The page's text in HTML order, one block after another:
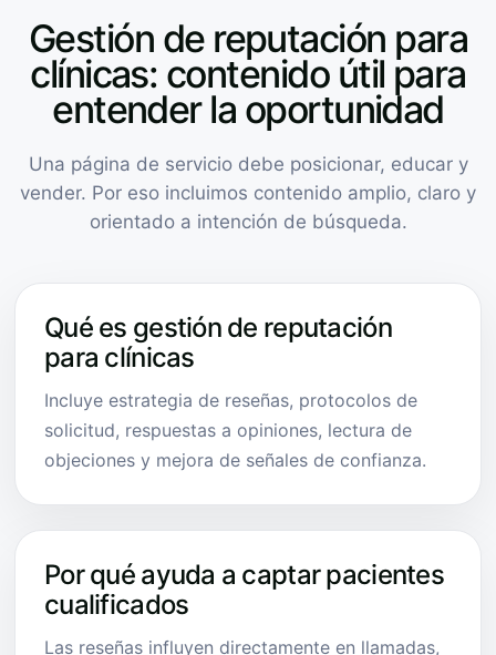
Gestión de reputación para
clínicas: contenido útil para
entender la oportunidad
Una página de servicio debe posicionar, educar y
vender. Por eso incluimos contenido amplio, claro y
orientado a intención de búsqueda.
Qué es gestión de reputación
para clínicas
Incluye estrategia de reseñas, protocolos de
solicitud, respuestas a opiniones, lectura de
objeciones y mejora de señales de confianza.
Por qué ayuda a captar pacientes
cualificados
Las reseñas influyen directamente en llamadas,